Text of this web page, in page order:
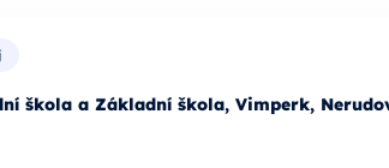
škola a Základní škola, Vimperk,